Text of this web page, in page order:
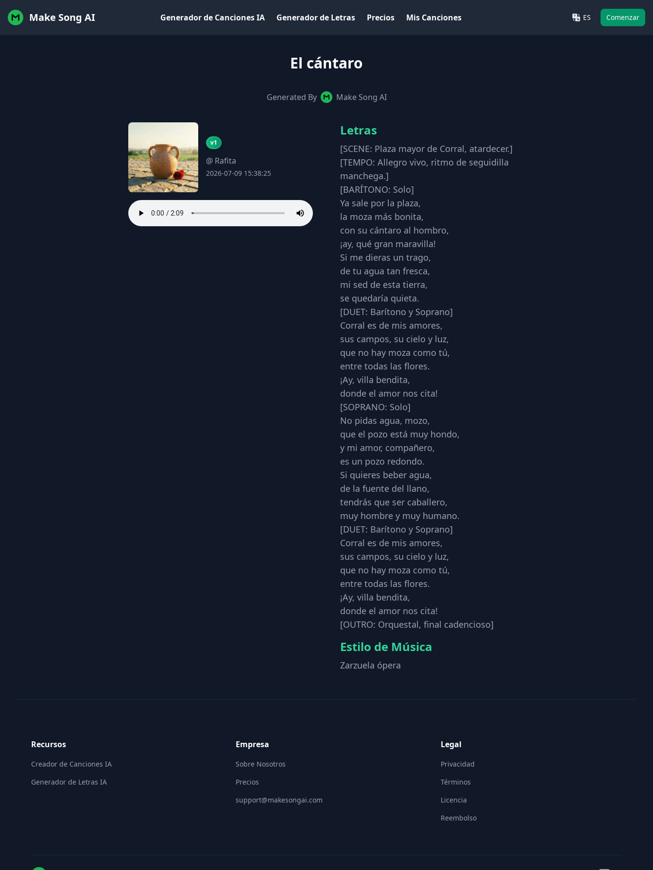
Make Song AI Generador de Canciones IA Generador de Letras Precios Mis Canciones ES Comenzar
El cántaro
Generated By Make Song AI
v1
@ Rafita
2026-07-09 15:38:25
Letras
[SCENE: Plaza mayor de Corral, atardecer.]
[TEMPO: Allegro vivo, ritmo de seguidilla
manchega.]
​[BARÍTONO: Solo]
Ya sale por la plaza,
la moza más bonita,
con su cántaro al hombro,
¡ay, qué gran maravilla!
Si me dieras un trago,
de tu agua tan fresca,
mi sed de esta tierra,
se quedaría quieta.
​[DUET: Barítono y Soprano]
Corral es de mis amores,
sus campos, su cielo y luz,
que no hay moza como tú,
entre todas las flores.
¡Ay, villa bendita,
donde el amor nos cita!
​[SOPRANO: Solo]
No pidas agua, mozo,
que el pozo está muy hondo,
y mi amor, compañero,
es un pozo redondo.
Si quieres beber agua,
de la fuente del llano,
tendrás que ser caballero,
muy hombre y muy humano.
​[DUET: Barítono y Soprano]
Corral es de mis amores,
sus campos, su cielo y luz,
que no hay moza como tú,
entre todas las flores.
¡Ay, villa bendita,
donde el amor nos cita!
​[OUTRO: Orquestal, final cadencioso]
Estilo de Música
Zarzuela ópera
Recursos
Creador de Canciones IA
Generador de Letras IA
Empresa
Sobre Nosotros
Precios
support@makesongai.com
Legal
Privacidad
Términos
Licencia
Reembolso